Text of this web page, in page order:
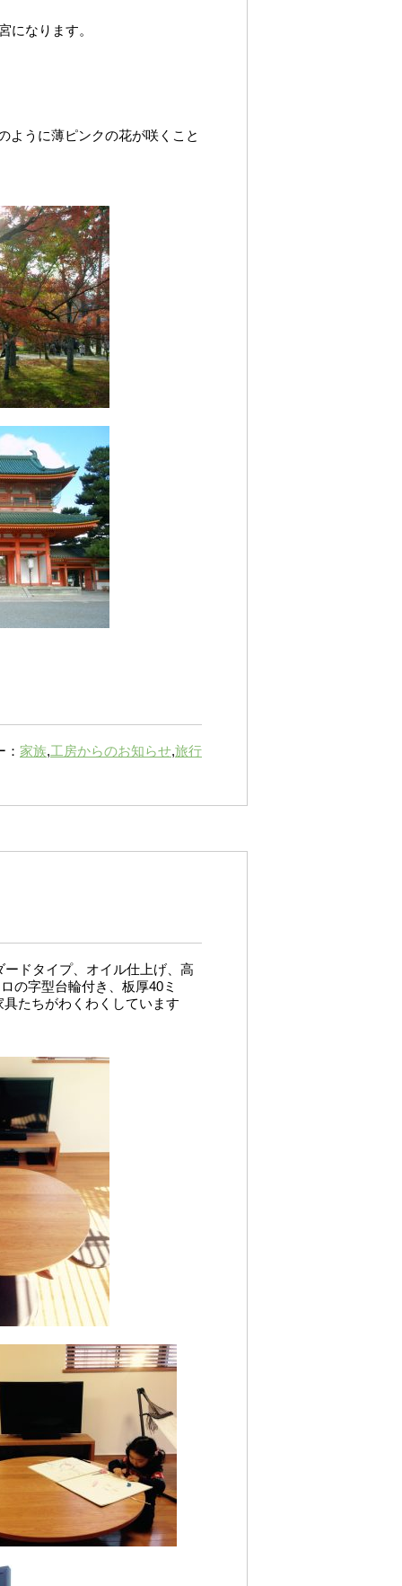
になります。
ように薄ピンクの花が咲くこと
家族,工房からのお知らせ,旅行
ドタイプ、オイル仕上げ、高
の字型台輪付き、板厚40ミ
たちがわくわくしています